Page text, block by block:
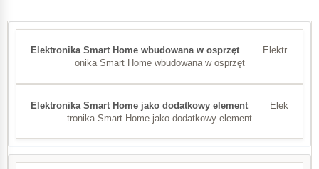
Elektr
onika Smart Home wbudowana w osprzęt
Elek
tronika Smart Home jako dodatkowy element